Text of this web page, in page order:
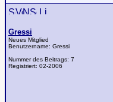
Gressi
Neues Mitglied
Benutzername: Gressi
Nummer des Beitrags: 7
Registriert: 02-2006